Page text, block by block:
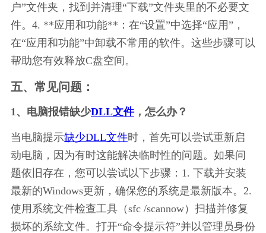
户”文件夹，找到并清理“下载”文件夹里的不必要文
件。4. **应用和功能**：在“设置”中选择“应用”，
在“应用和功能”中卸载不常用的软件。这些步骤可以
帮助您有效释放C盘空间。
五、常见问题：
1、电脑报错缺少DLL文件，怎么办？
当电脑提示缺少DLL文件时，首先可以尝试重新启
动电脑，因为有时这能解决临时性的问题。如果问
题依旧存在，您可以尝试以下步骤：1. 下载并安装
最新的Windows更新，确保您的系统是最新版本。2.
使用系统文件检查工具（sfc /scannow）扫描并修复
损坏的系统文件。打开“命令提示符”并以管理员身份